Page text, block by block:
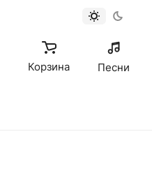
Корзина Песни